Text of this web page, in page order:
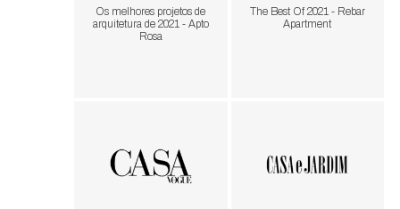
Os melhores projetos de
arquitetura de 2021 - Apto
Rosa
The Best Of 2021 - Rebar
Apartment